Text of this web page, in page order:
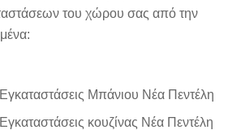
του χώρου σας από την
Μπάνιου Νέα Πεντέλη
κουζίνας Νέα Πεντέλη